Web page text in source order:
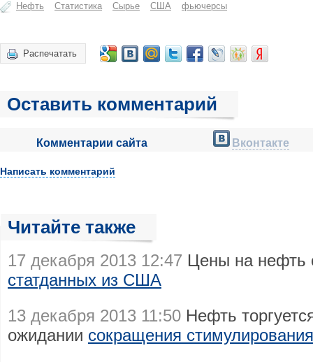
Нефть Статистика Сырье США фьючерсы
Распечатать
Оставить комментарий
Комментарии сайта Вконтакте
Написать комментарий
Читайте также
17 декабря 2013 12:47 Цены на нефть
статданных из США
13 декабря 2013 11:50 Нефть
ожидании сокращения